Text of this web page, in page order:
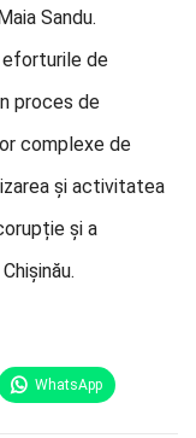
Sandu.
eforturile de
proces de
complexe de
și activitatea
și a
WhatsApp